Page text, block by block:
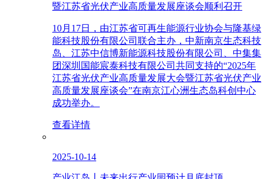
暨江苏省光伏产业高质量发展座谈会顺利召开
10月17日，由江苏省可再生能源行业协会与隆基绿
能科技股份有限公司联合主办，中新南京生态科技
岛、江苏中信博新能源科技股份有限公司、中集集
团深圳国能宸泰科技有限公司共同支持的“2025年
江苏省光伏产业高质量发展大会暨江苏省光伏产业
高质量发展座谈会”在南京江心洲生态岛科创中心
成功举办。
查看详情
2025-10-14